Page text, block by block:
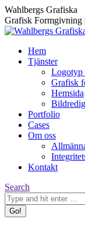
Skip
to
content
Facebook
page
opens
new
window
Instagram
page
opens
new
window
Wahlbergs Grafiska
Grafisk
Hem
Tjänster
Logotyp
Grafisk
Hemsida
Portfolio
Cases
Om oss
Kontakt
Search:
Search